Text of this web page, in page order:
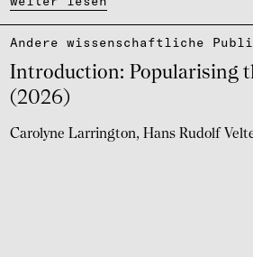
Intro­duc­tion: Popu­la­ri­sing
(2026)
Andere wissen­schaft­li­che
Carolyne Larrington Hans Rudolf